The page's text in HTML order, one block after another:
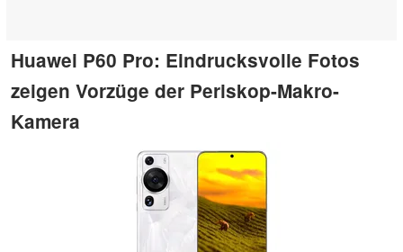
Huawei P60 Pro: Eindrucksvolle Fotos
zeigen Vorzüge der Periskop-Makro-
Kamera